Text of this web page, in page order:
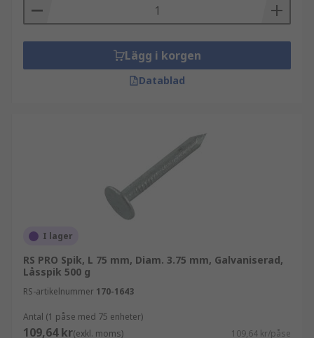
Lägg i korgen
Datablad
I lager
RS PRO Spik, L 75 mm, Diam. 3.75 mm, Galvaniserad,
Låsspik 500 g
RS-artikelnummer 170-1643
Antal (1 påse med 75 enheter)
109,64 kr(exkl. moms) 109,64 kr/påse